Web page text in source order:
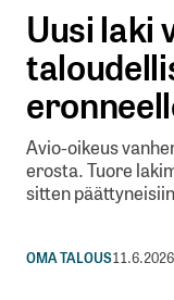
Uusi laki
Avio-oikeus
erosta. Tuore
sitten
OMA TALOUS11.6.2026